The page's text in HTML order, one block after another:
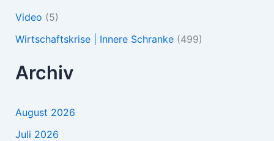
Video (5)
Wirtschaftskrise | Innere Schranke(499)
Archiv
August 2026
Juli 2026